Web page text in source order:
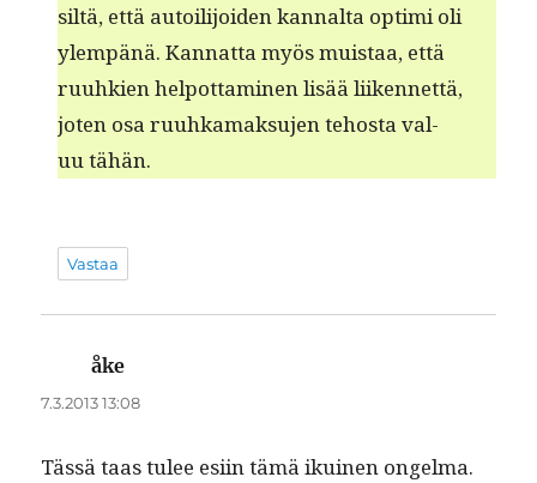
siltä, että autoil­i­joiden kannal­ta opti­mi oli
ylem­pänä. Kan­nat­ta myös muis­taa, että
ruuhkien helpot­ta­mi­nen lisää liiken­net­tä,
joten osa ruuhka­mak­su­jen tehos­ta val­
uu tähän.
Vastaa
åke
7.3.2013 13:08
Tässä taas tulee esi­in tämä ikuinen ongel­ma.